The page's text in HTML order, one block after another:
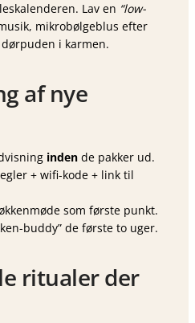
Lav en “low-
mikrobølgeblus efter
i karmen.
af nye
inden de pakker ud.
+ wifi-kode + link til
som første punkt.
buddy” de første to uger.
ritualer der